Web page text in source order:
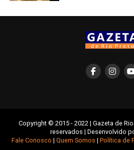
Copyright © 2015 - 2022 | Gazeta de
reservados | Desenvolvido
Fale Conosco | Quem Somos | Política de